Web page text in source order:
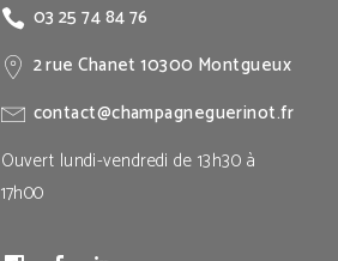
03 25 74 84 76
2 rue Chanet 10300 Montgueux
contact@champagneguerinot.fr
Ouvert lundi-vendredi de 13h30 à
17h00